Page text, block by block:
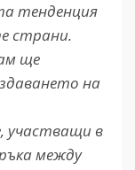
тенденция
страни.
ще
на
участващи в
между